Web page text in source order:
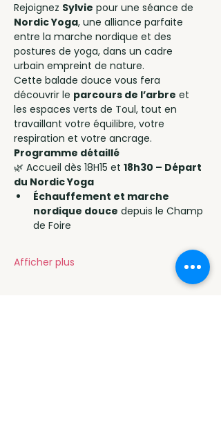
Rejoignez Sylvie pour une séance de
Nordic Yoga, une alliance parfaite
entre la marche nordique et des
postures de yoga, dans un cadre
urbain empreint de nature.
Cette balade douce vous fera
découvrir le parcours de l’arbre et
les espaces verts de Toul, tout en
travaillant votre équilibre, votre
respiration et votre ancrage.
Programme détaillé
🌿 Accueil dès 18H15 et 18h30 – Départ
du Nordic Yoga
Échauffement et marche
nordique douce depuis le Champ
de Foire
Afficher plus